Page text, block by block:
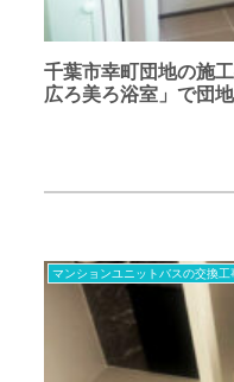
千葉市幸町団地の施
広ろ美ろ浴室」で団
マンションユニットバスの交換工